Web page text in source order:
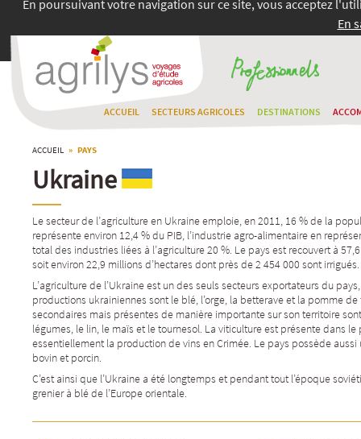
En poursuivant votre navigation sur ce site, vous acceptez
En
ACCUEIL SECTEURS AGRICOLES DESTINATIONS
ACCUEIL » PAYS
Ukraine
Le secteur de l’agriculture en Ukraine emploie, en 2011, 16 % de la
représente environ 12,4 % du PIB, l’industrie agro-alimentaireen
total des industries liées à l’agriculture20 %. Le pays est recouvert à
soit environ 22,9 millions d’hectares dont près de 2 454 000 sont irrigués.
L’agriculture de l’Ukraineest un des seuls secteurs exportateurs du
productions ukrainiennes sont le blé, l’orge, la betteraveet la pomme de
secondaires mais présentes de manière importante sur son territoire
légumes, le lin, le maïs et letournesol. La viticultureest présente dans le
essentiellement la production de vins enCrimée. Le pays possède
bovin et porcin.
C’est ainsi que l’Ukraine a été longtemps et pendant tout l’époque
grenier à blé de l’Europe orientale.